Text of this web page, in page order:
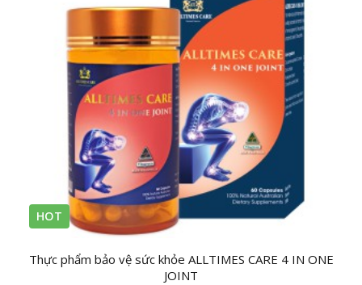
HOT
Thực phẩm bảo vệ sức khỏe ALLTIMES CARE 4 IN ONE
JOINT